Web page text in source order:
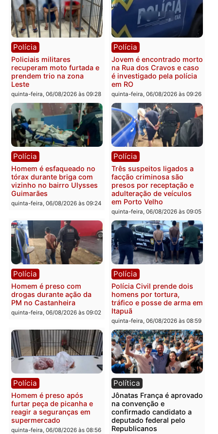
sexta-feira, 07/08/2026 às
Polícia
Homem é encontrado
morto em residência no
bairro Colina Park em RO
sexta-feira, 07/08/2026 às 09:30
Polícia
Polícia Militar apreende
explosivos e
durante patrulhamento
fluvial no Rio Madeira em
Porto Velho
sexta-feira, 07/08/2026 às
Polícia
colisão entre caminhão e
carro deixa quatro mortos
em Porto Velho
quinta-feira, 06/08/2026 às 20:51
Política
Ministro Dias Tofolli , do
TSE, determina
e processamento da
que pode levar à perda
mandato da prefeita de
Pimenta Bueno
quinta-feira, 06/08/2026 às
Polícia
Policiais militares
recuperam moto furtada e
prendem trio na zona
Leste
quinta-feira, 06/08/2026 às 09:28
Polícia
Jovem é encontrado
na Rua dos Cravos e
é investigado pela
em RO
quinta-feira, 06/08/2026 às